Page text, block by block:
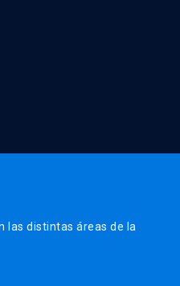
las distintas áreas de la